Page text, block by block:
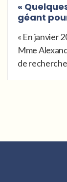
«
géant
« En janvier
Mme
de